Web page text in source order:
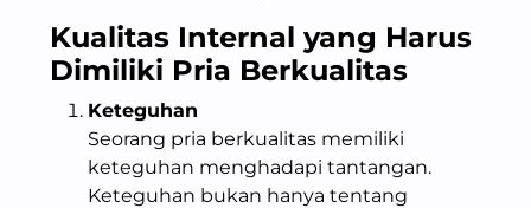
Kualitas Internal yang Harus
Dimiliki Pria Berkualitas
Keteguhan
Seorang pria berkualitas memiliki
keteguhan menghadapi tantangan.
Keteguhan bukan hanya tentang